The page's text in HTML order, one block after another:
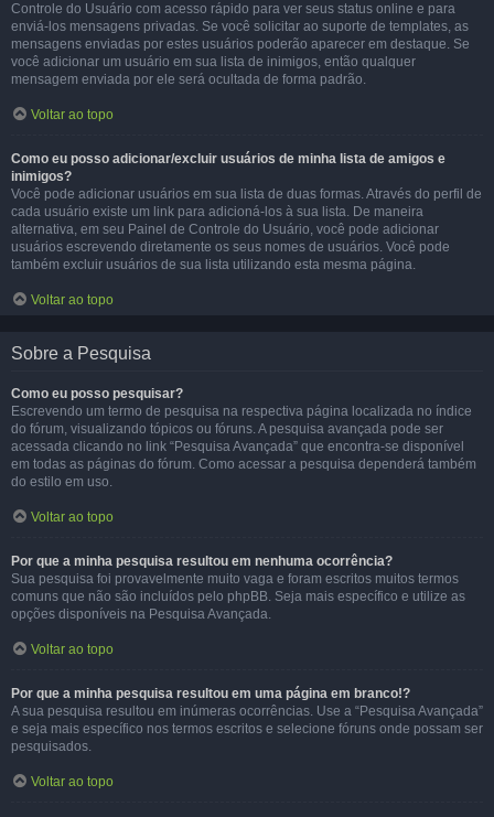
Controle do Usuário com acesso rápido para ver seus status online e para
enviá-los mensagens privadas. Se você solicitar ao suporte de templates, as
mensagens enviadas por estes usuários poderão aparecer em destaque. Se
você adicionar um usuário em sua lista de inimigos, então qualquer
mensagem enviada por ele será ocultada de forma padrão.
Voltar ao topo
Como eu posso adicionar/excluir usuários de minha lista de amigos e
inimigos?
Você pode adicionar usuários em sua lista de duas formas. Através do perfil de
cada usuário existe um link para adicioná-los à sua lista. De maneira
alternativa, em seu Painel de Controle do Usuário, você pode adicionar
usuários escrevendo diretamente os seus nomes de usuários. Você pode
também excluir usuários de sua lista utilizando esta mesma página.
Voltar ao topo
Sobre a Pesquisa
Como eu posso pesquisar?
Escrevendo um termo de pesquisa na respectiva página localizada no índice
do fórum, visualizando tópicos ou fóruns. A pesquisa avançada pode ser
acessada clicando no link “Pesquisa Avançada” que encontra-se disponível
em todas as páginas do fórum. Como acessar a pesquisa dependerá também
do estilo em uso.
Voltar ao topo
Por que a minha pesquisa resultou em nenhuma ocorrência?
Sua pesquisa foi provavelmente muito vaga e foram escritos muitos termos
comuns que não são incluídos pelo phpBB. Seja mais específico e utilize as
opções disponíveis na Pesquisa Avançada.
Voltar ao topo
Por que a minha pesquisa resultou em uma página em branco!?
A sua pesquisa resultou em inúmeras ocorrências. Use a “Pesquisa Avançada”
e seja mais específico nos termos escritos e selecione fóruns onde possam ser
pesquisados.
Voltar ao topo